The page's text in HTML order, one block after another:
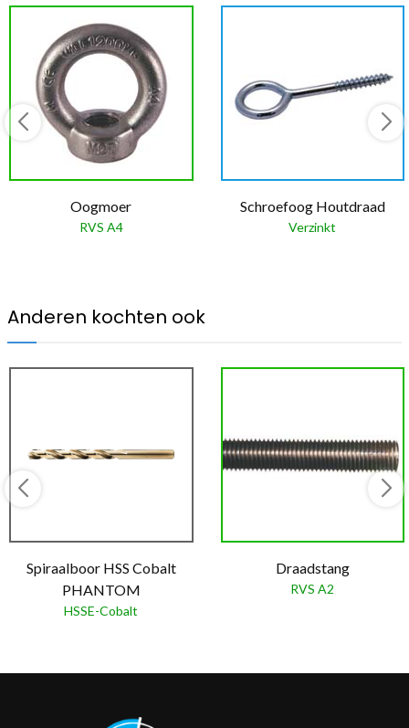
Oogmoer
RVS A4
Schroefoog Houtdraad
Verzinkt
Anderen kochten ook
Spiraalboor HSS Cobalt
PHANTOM
HSSE-Cobalt
Draadstang
RVS A2